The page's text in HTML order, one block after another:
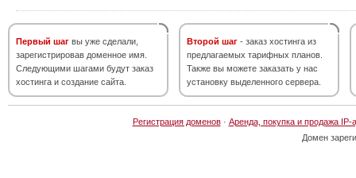
Первый шаг вы уже сделали,
зарегистрировав доменное имя.
Следующими шагами будут заказ
хостинга и создание сайта.
Второй шаг - заказ хостинга из
предлагаемых тарифных планов.
Также вы можете заказать у нас
установку выделенного сервера.
Регистрация доменов· Аренда, покупка и продажа IP-
Домен